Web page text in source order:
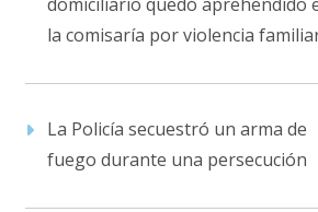
la comisaría por violencia
La Policía secuestró un arma de
fuego durante una persecución